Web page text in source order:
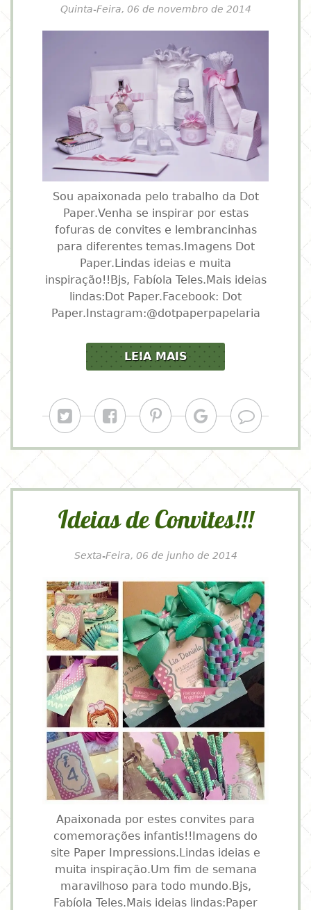
Quinta-Feira, 06 de novembro de 2014
Sou apaixonada pelo trabalho da Dot
Paper.Venha se inspirar por estas
fofuras de convites e lembrancinhas
para diferentes temas.Imagens Dot
Paper.Lindas ideias e muita
inspiração!!Bjs, Fabíola Teles.Mais ideias
lindas:Dot Paper.Facebook: Dot
Paper.Instagram:@dotpaperpapelaria
LEIA MAIS
Ideias de Convites!!!
Sexta-Feira, 06 de junho de 2014
Apaixonada por estes convites para
comemorações infantis!!Imagens do
site Paper Impressions.Lindas ideias e
muita inspiração.Um fim de semana
maravilhoso para todo mundo.Bjs,
Fabíola Teles.Mais ideias lindas:Paper